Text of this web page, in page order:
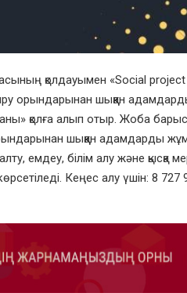
қолдауымен «Social
орындарынан шыққан
қолға алып отыр. Жоба
шыққан адамдарды
емдеу, білім алу және қысқа
Кеңес алу үшін: 8